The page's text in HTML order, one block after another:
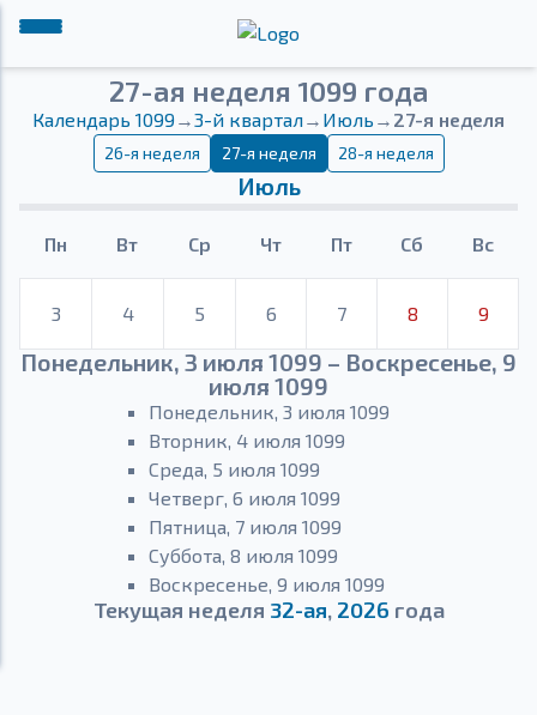
27-ая неделя 1099 года
Календарь 1099→3-й квартал→ Июль → 27-я неделя
26-я неделя 27-я неделя 28-я неделя
Июль
Пн Вт Ср Чт Пт Сб Вс
3 4 5 6 7 8 9
Понедельник, 3 июля 1099 – Воскресенье, 9
июля 1099
Понедельник, 3 июля 1099
Вторник, 4 июля 1099
Среда, 5 июля 1099
Четверг, 6 июля 1099
Пятница, 7 июля 1099
Суббота, 8 июля 1099
Воскресенье, 9 июля 1099
Текущая неделя 32-ая, 2026 года